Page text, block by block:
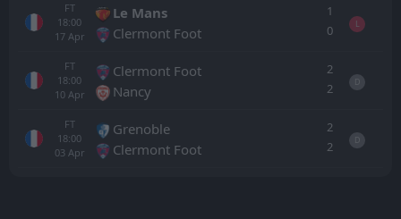
FT
18:00
17 Apr
Le Mans
Clermont Foot
1
0
L
FT
18:00
10 Apr
Clermont Foot
Nancy
2
2
D
FT
18:00
03 Apr
Grenoble
Clermont Foot
2
2
D